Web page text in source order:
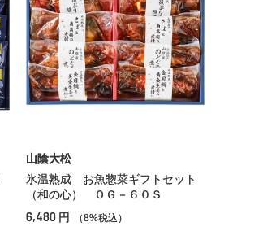
山陰大松
氷温熟成 お魚惣菜ギフトセット
（和の心） ＯＧ－６０Ｓ
6,480 円 （8%税込）